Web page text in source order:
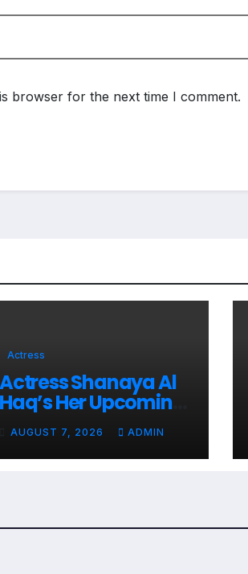
browser for the next time I comment.
Actress
Actress Shanaya Al
Haq’s Her Upcoming
Projects Include A
South Indian Film,
Music Videos, And A
AUGUST 7, 2026 ADMIN